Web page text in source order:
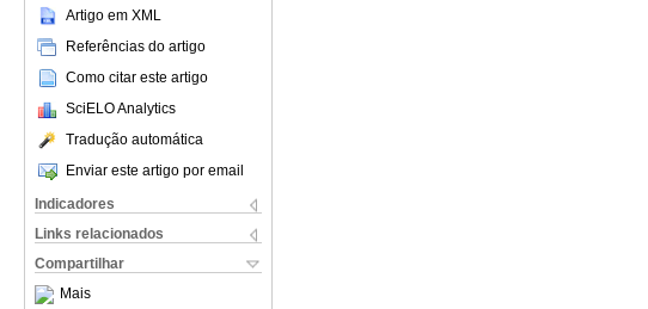
Artigo em XML
Referências do artigo
Como citar este artigo
SciELO Analytics
Tradução automática
Enviar este artigo por email
Indicadores
Links relacionados
Compartilhar
Mais